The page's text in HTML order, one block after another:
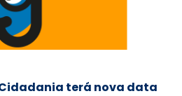
terá nova data